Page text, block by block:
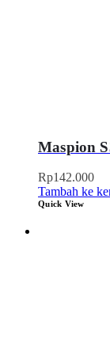
Maspion
Rp142.000
Tambah ke
Quick View